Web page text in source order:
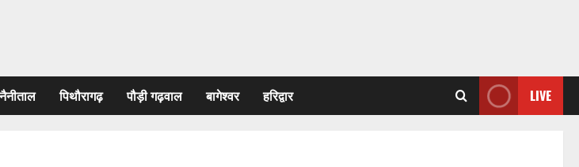
नैनीताल पिथौरागढ़ पौड़ी गढ़वाल बागेश्वर हरिद्वार LIVE